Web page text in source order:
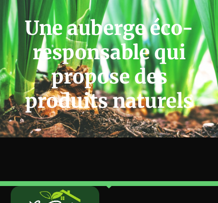
Une auberge éco-
responsable qui
propose des
produits naturels